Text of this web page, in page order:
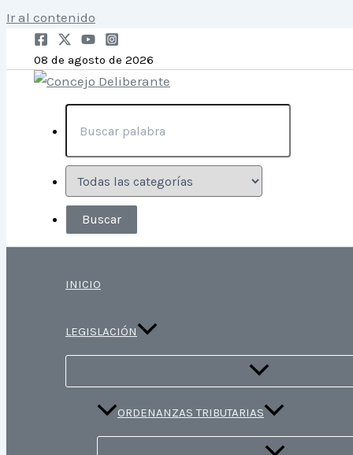
Ir al contenido
08 de agosto de 2026
INICIO
LEGISLACIÓN
ORDENANZAS TRIBUTARIAS